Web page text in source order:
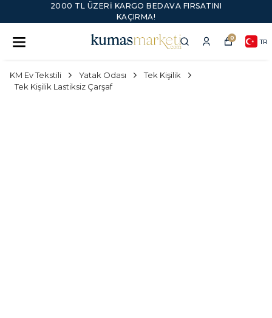
2000 TL ÜZERI KARGO BEDAVA FIRSATINI
KAÇIRMA!
0 TR
KM Ev Tekstili Yatak Odası
Tek Kişilik
Tek Kişilik Lastiksiz Çarşaf